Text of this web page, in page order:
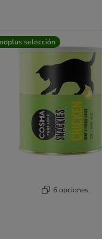
selección
6 opciones